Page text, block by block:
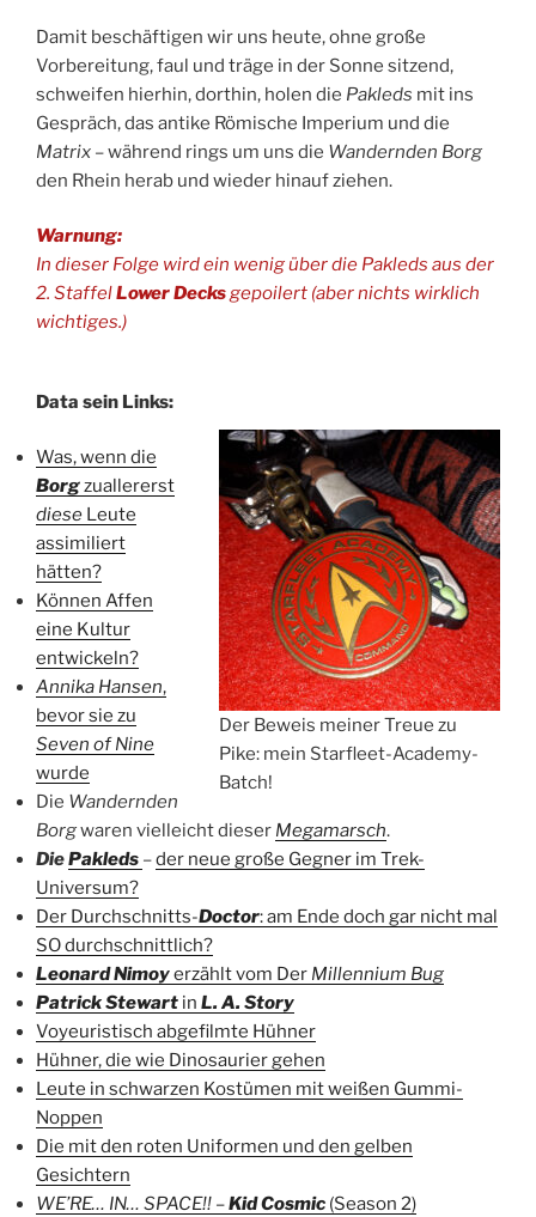
Damit beschäftigen wir uns heute, ohne große
Vorbereitung, faul und träge in der Sonne sitzend,
schweifen hierhin, dorthin, holen die Pakleds mit ins
Gespräch, das antike Römische Imperium und die
Matrix – während rings um uns die Wandernden Borg
den Rhein herab und wieder hinauf ziehen.
Warnung:
In dieser Folge wird ein wenig über die Pakleds aus der
2. StaffelLower Decksgepoilert (aber nichts wirklich
wichtiges.)
Data sein Links:
Der Beweis meiner Treue zu
Pike: mein Starfleet-Academy-
Batch!
Was, wenn die
Borgzuallererst
diese Leute
assimiliert
hätten?
Können Affen
eine Kultur
entwickeln?
Annika Hansen,
bevor sie zu
Seven of Nine
wurde
Die Wandernden
Borgwaren vielleicht dieser Megamarsch.
DiePakleds –der neue große Gegner im Trek-
Universum?
Der Durchschnitts-Doctor: am Ende doch gar nicht mal
SO durchschnittlich?
Leonard Nimoyerzählt vom Der Millennium Bug
Patrick Stewart in L. A. Story
Voyeuristisch abgefilmte Hühner
Hühner, die wie Dinosaurier gehen
Leute in schwarzen Kostümen mit weißen Gummi-
Noppen
Die mit den roten Uniformen und den gelben
Gesichtern
WE’RE… IN… SPACE!! –Kid Cosmic (Season 2)